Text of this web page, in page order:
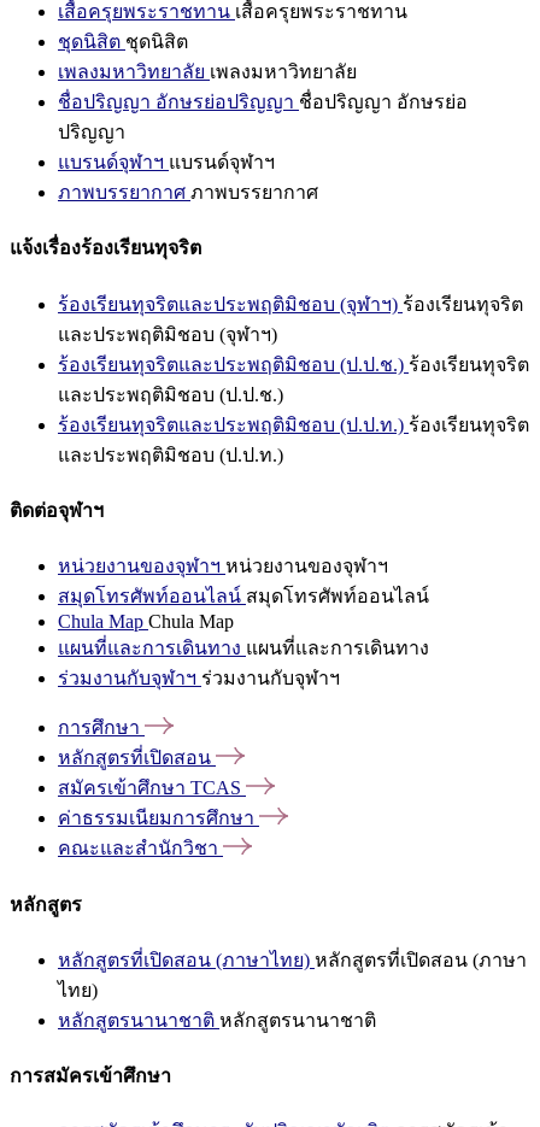
เสื้อครุยพระราชทาน เสื้อครุยพระราชทาน
ชุดนิสิต ชุดนิสิต
เพลงมหาวิทยาลัย เพลงมหาวิทยาลัย
ชื่อปริญญา อักษรย่อปริญญา ชื่อปริญญา อักษรย่อ
ปริญญา
แบรนด์จุฬาฯ แบรนด์จุฬาฯ
ภาพบรรยากาศ ภาพบรรยากาศ
แจ้งเรื่องร้องเรียนทุจริต
ร้องเรียนทุจริตและประพฤติมิชอบ (จุฬาฯ) ร้องเรียนทุจริต
และประพฤติมิชอบ (จุฬาฯ)
ร้องเรียนทุจริตและประพฤติมิชอบ (ป.ป.ช.) ร้องเรียนทุจริต
และประพฤติมิชอบ (ป.ป.ช.)
ร้องเรียนทุจริตและประพฤติมิชอบ (ป.ป.ท.) ร้องเรียนทุจริต
และประพฤติมิชอบ (ป.ป.ท.)
ติดต่อจุฬาฯ
หน่วยงานของจุฬาฯ หน่วยงานของจุฬาฯ
สมุดโทรศัพท์ออนไลน์ สมุดโทรศัพท์ออนไลน์
Chula Map Chula Map
แผนที่และการเดินทาง แผนที่และการเดินทาง
ร่วมงานกับจุฬาฯ ร่วมงานกับจุฬาฯ
การศึกษา
หลักสูตรที่เปิดสอน
สมัครเข้าศึกษา TCAS
ค่าธรรมเนียมการศึกษา
คณะและสำนักวิชา
หลักสูตร
หลักสูตรที่เปิดสอน (ภาษาไทย) หลักสูตรที่เปิดสอน (ภาษา
ไทย)
หลักสูตรนานาชาติ หลักสูตรนานาชาติ
การสมัครเข้าศึกษา